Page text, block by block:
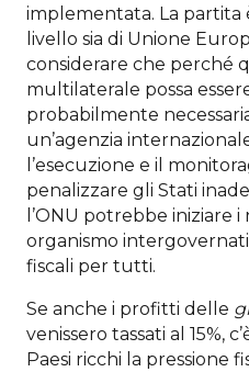
implementata. La partita
livello sia di Unione
considerare che perché
multilaterale possa
probabilmente
un’agenzia
l’esecuzione e il
penalizzare gli Stati
l’ONU potrebbe iniziare
organismo
fiscali per tutti.
Se anche i profitti delle
venissero tassati al 15%,
Paesi ricchi la pressione